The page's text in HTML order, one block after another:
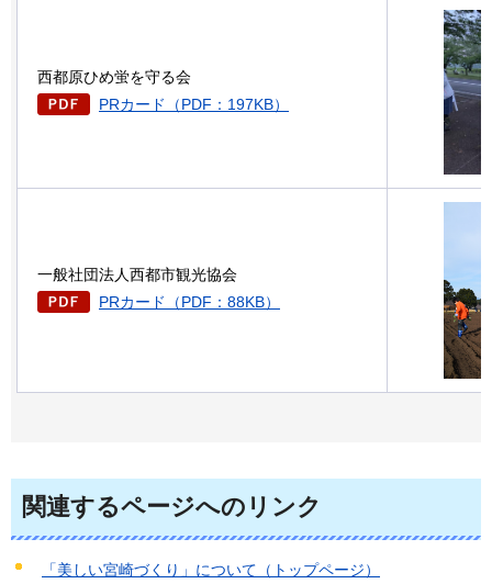
西都原ひめ蛍を守る会
PRカード（PDF：197KB）
一般社団法人西都市観光協会
PRカード（PDF：88KB）
関連するページへのリンク
「美しい宮崎づくり」について（トップページ）